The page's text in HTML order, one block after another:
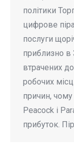
політики
цифрове
послуги
приблизно в
втрачених
робочих
причин,
Peacock і
прибуток.